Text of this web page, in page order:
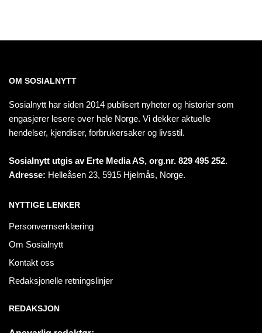
OM SOSIALNYTT
Sosialnytt har siden 2014 publisert nyheter og historier som
engasjerer lesere over hele Norge. Vi dekker aktuelle
hendelser, kjendiser, forbrukersaker og livsstil.
Sosialnytt utgis av Erte Media AS, org.nr. 829 495 252.
Adresse: Helleåsen 23, 5915 Hjelmås, Norge.
NYTTIGE LENKER
Personvernserklæring
Om Sosialnytt
Kontakt oss
Redaksjonelle retningslinjer
REDAKSJON